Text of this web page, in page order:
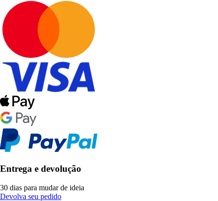
Entrega e devolução
30 dias para mudar de ideia
Devolva seu pedido